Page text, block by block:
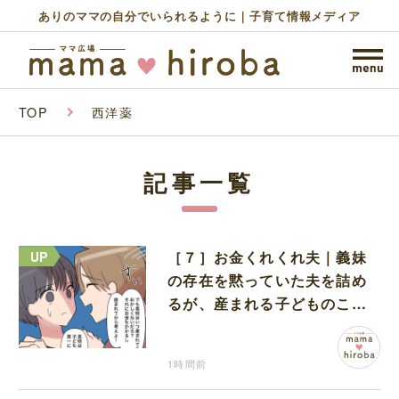
ありのママの自分でいられるように｜子育て情報メディア
TOP 西洋薬
記事一覧
［７］お金くれくれ夫｜義妹
の存在を黙っていた夫を詰め
るが、産まれる子どものこと
を第一に考えてと流される
1時間前